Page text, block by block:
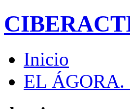
Inicio
EL ÁGORA.